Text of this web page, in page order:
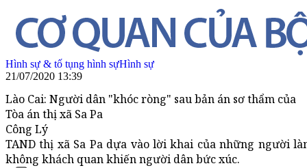
Hình sự & tố tụng hình sựHình sự
21/07/2020 13:39
Lào Cai: Người dân "khóc ròng" sau bản án sơ thẩm của
Tòa án thị xã Sa Pa
Công Lý
TAND thị xã Sa Pa dựa vào lời khai của những người
không khách quan khiến người dân bức xúc.